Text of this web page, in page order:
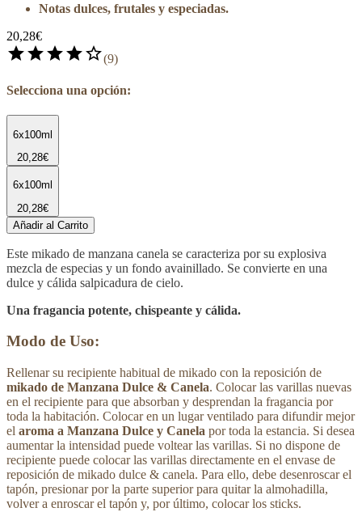
Notas dulces, frutales y especiadas.
20,28€
starstarstarstarstar_border(9)
Selecciona una opción:
6x100ml
20,28€
6x100ml
20,28€
Añadir al Carrito
Este mikado de manzana canela se caracteriza por su explosiva
mezcla de especias y un fondo avainillado. Se convierte en una
dulce y cálida salpicadura de cielo.
Una fragancia potente, chispeante y cálida.
Modo de Uso:
Rellenar su recipiente habitual de mikado con la reposición de
mikado de Manzana Dulce & Canela. Colocar las varillas nuevas
en el recipiente para que absorban y desprendan la fragancia por
toda la habitación. Colocar en un lugar ventilado para difundir mejor
el aroma a Manzana Dulce y Canela por toda la estancia. Si desea
aumentar la intensidad puede voltear las varillas. Si no dispone de
recipiente puede colocar las varillas directamente en el envase de
reposición de mikado dulce & canela. Para ello, debe desenroscar el
tapón, presionar por la parte superior para quitar la almohadilla,
volver a enroscar el tapón y, por último, colocar los sticks.